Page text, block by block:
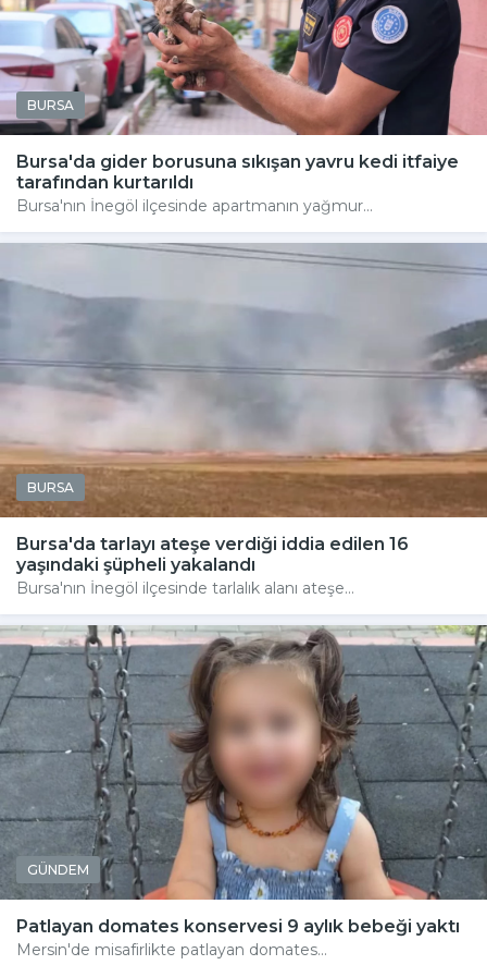
BURSA
Bursa'da gider borusuna sıkışan yavru kedi itfaiye
tarafından kurtarıldı
Bursa'nın İnegöl ilçesinde apartmanın yağmur...
BURSA
Bursa'da tarlayı ateşe verdiği iddia edilen 16
yaşındaki şüpheli yakalandı
Bursa'nın İnegöl ilçesinde tarlalık alanı ateşe...
GÜNDEM
Patlayan domates konservesi 9 aylık bebeği yaktı
Mersin'de misafirlikte patlayan domates...